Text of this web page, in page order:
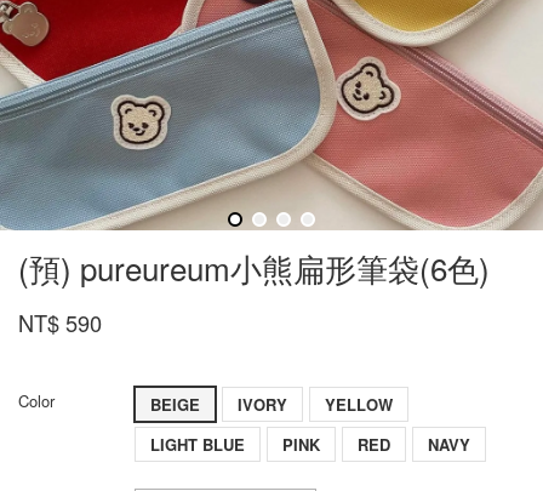
(預) pureureum小熊扁形筆袋(6色)
NT$ 590
Color BEIGE IVORY
YELLOW
LIGHT BLUE
PINK RED NAVY